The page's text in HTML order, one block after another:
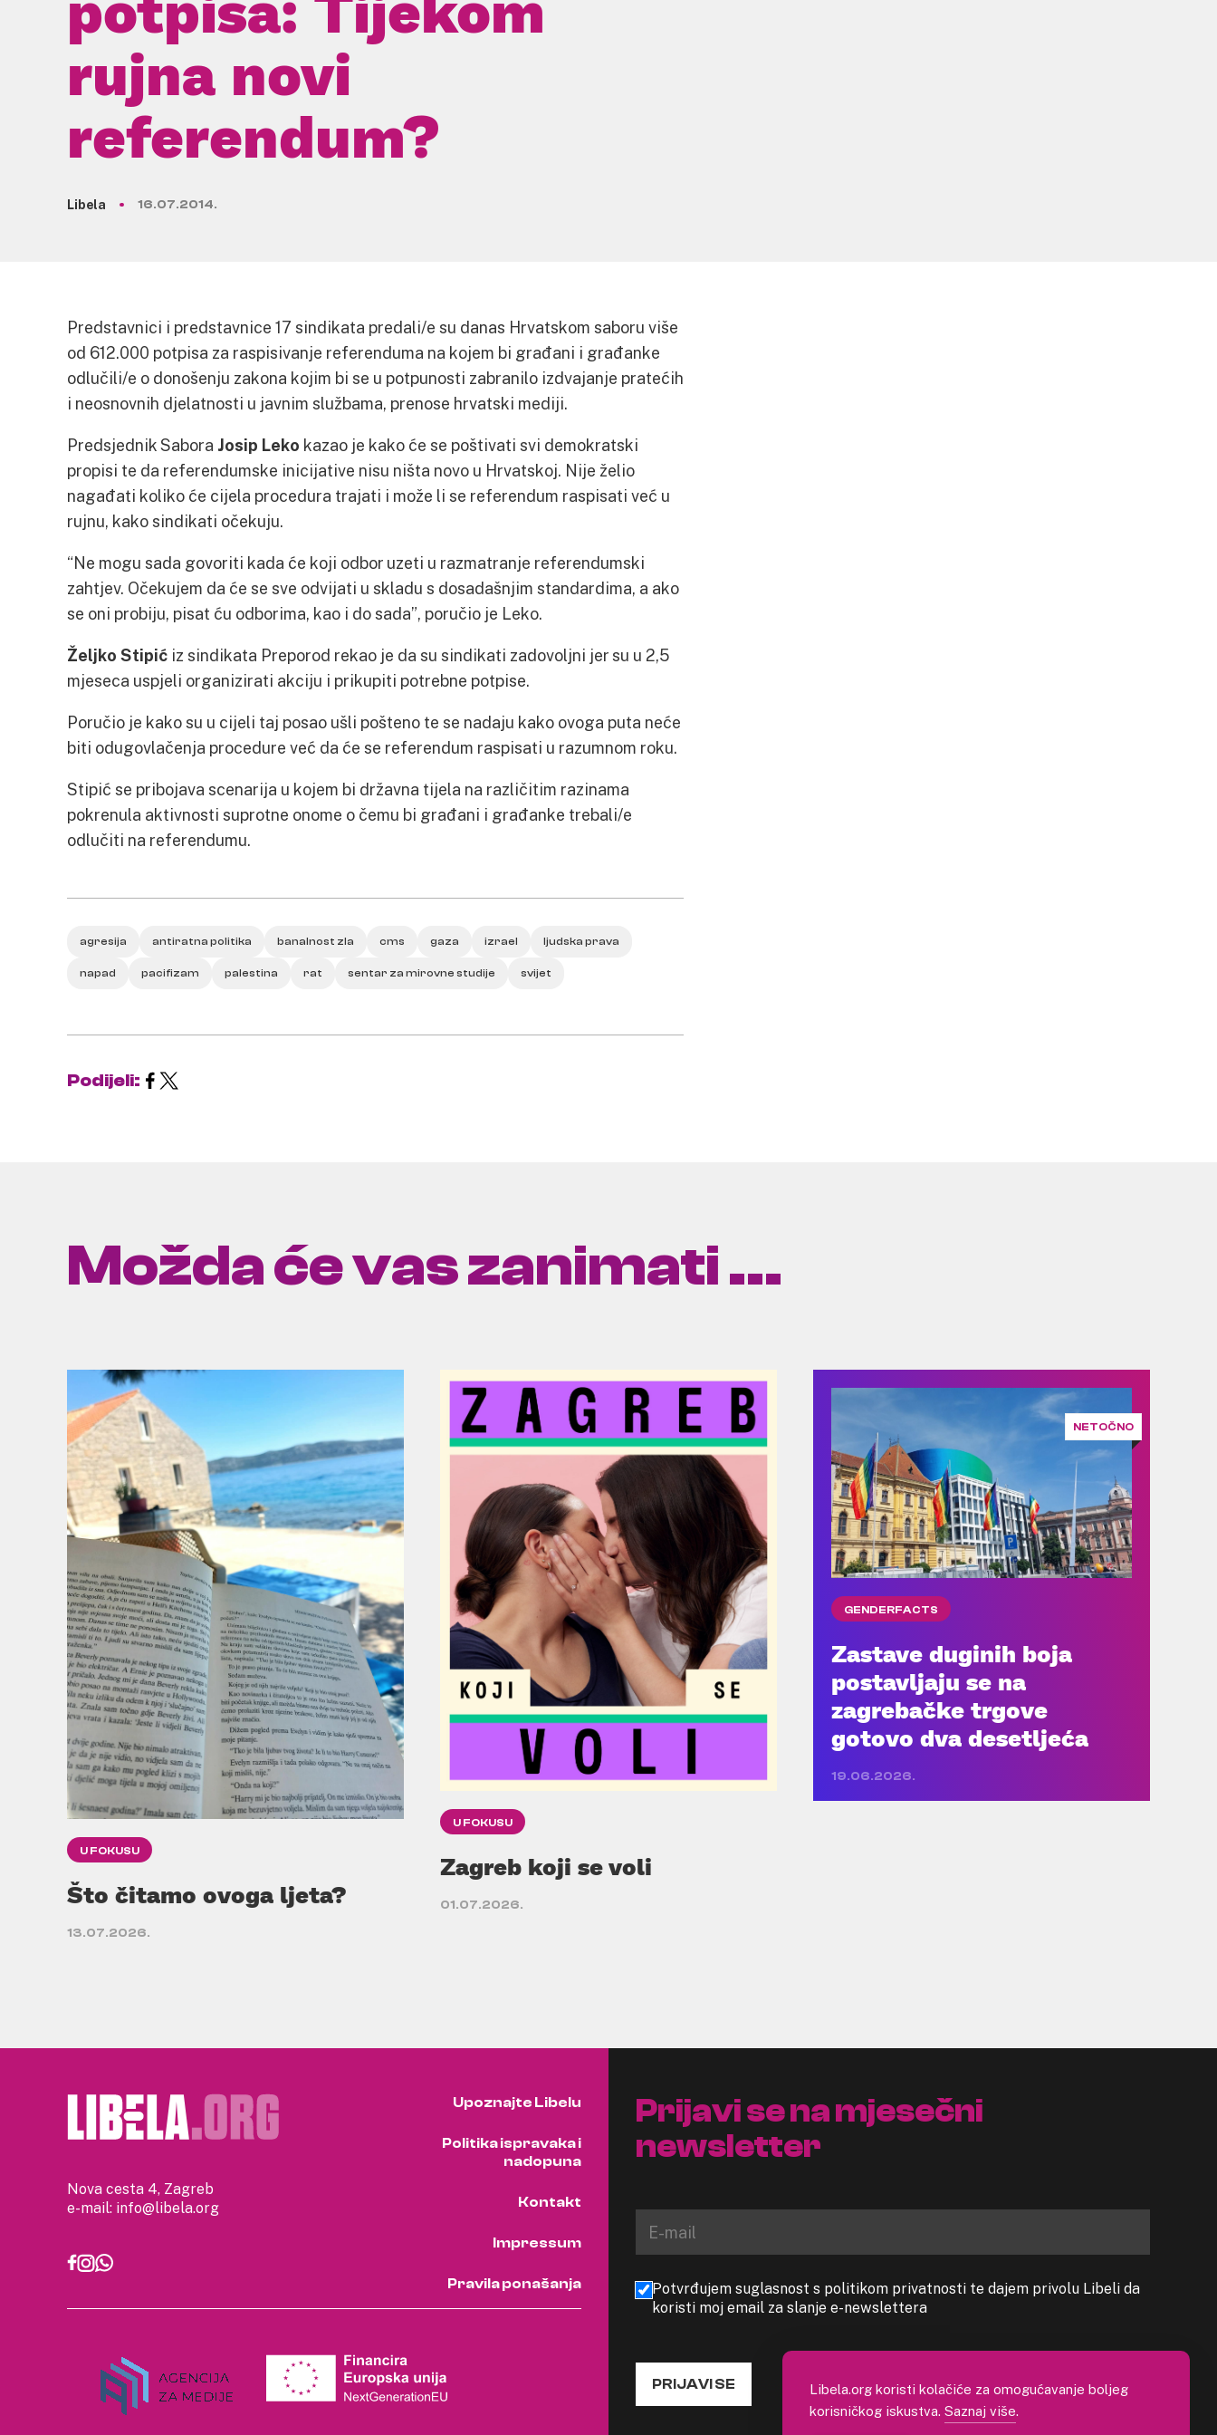
rujna novi
referendum?
Libela 16.07.2014.
Predstavnici i predstavnice 17 sindikata predali/e su danas Hrvatskom saboru više
od 612.000 potpisa za raspisivanje referenduma na kojem bi građani i građanke
odlučili/e o donošenju zakona kojim bi se u potpunosti zabranilo izdvajanje pratećih
i neosnovnih djelatnosti u javnim službama, prenose hrvatski mediji.
Predsjednik Sabora Josip Leko kazao je kako će se poštivati svi demokratski
propisi te da referendumske inicijative nisu ništa novo u Hrvatskoj. Nije želio
nagađati koliko će cijela procedura trajati i može li se referendum raspisati već u
rujnu, kako sindikati očekuju.
“Ne mogu sada govoriti kada će koji odbor uzeti u razmatranje referendumski
zahtjev. Očekujem da će se sve odvijati u skladu s dosadašnjim standardima, a ako
se oni probiju, pisat ću odborima, kao i do sada”, poručio je Leko.
Željko Stipić iz sindikata Preporod rekao je da su sindikati zadovoljni jer su u 2,5
mjeseca uspjeli organizirati akciju i prikupiti potrebne potpise.
Poručio je kako su u cijeli taj posao ušli pošteno te se nadaju kako ovoga puta neće
biti odugovlačenja procedure već da će se referendum raspisati u razumnom roku.
Stipić se pribojava scenarija u kojem bi državna tijela na različitim razinama
pokrenula aktivnosti suprotne onome o čemu bi građani i građanke trebali/e
odlučiti na referendumu.
agresija antiratna politika banalnost zla cms gaza izrael ljudska prava
napad pacifizam palestina rat sentar za mirovne studije svijet
Podijeli:
Možda će vas zanimati ...
U FOKUSU
Što čitamo ovoga ljeta?
13.07.2026.
U FOKUSU
Zagreb koji se voli
01.07.2026.
NETOČNO
GENDERFACTS
Zastave duginih boja
postavljaju se na
zagrebačke trgove
gotovo dva desetljeća
19.06.2026.
Nova cesta 4, Zagreb
e-mail: info@libela.org
Upoznajte Libelu
Politika ispravaka i
nadopuna
Kontakt
Impressum
Pravila ponašanja
Prijavi se na mjesečni
newsletter
Potvrđujem suglasnost s politikom privatnosti te dajem privolu Libeli da
koristi moj email za slanje e-newslettera
PRIJAVI SE
Libela.org koristi kolačiće za omogućavanje boljeg
korisničkog iskustva. Saznaj više.